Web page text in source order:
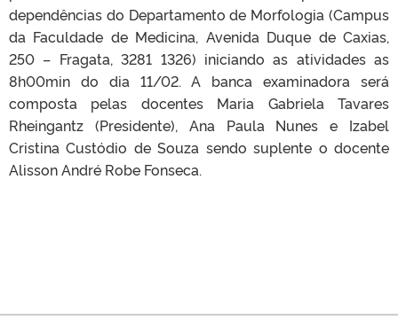
dependências do Departamento de Morfologia (Campus
da Faculdade de Medicina, Avenida Duque de Caxias,
250 – Fragata, 3281 1326) iniciando as atividades as
8h00min do dia 11/02. A banca examinadora será
composta pelas docentes Maria Gabriela Tavares
Rheingantz (Presidente), Ana Paula Nunes e Izabel
Cristina Custódio de Souza sendo suplente o docente
Alisson André Robe Fonseca.